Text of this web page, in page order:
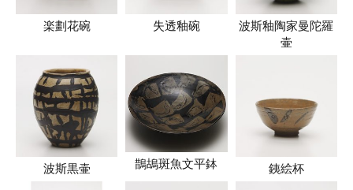
楽劃花碗 失透釉碗
波斯釉陶家曼陀羅
壷
波斯黒壷 鵲鴣斑魚文平鉢 銕絵杯